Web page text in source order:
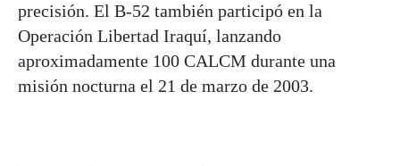
precisión. El B-52 también participó en la
Operación Libertad Iraquí, lanzando
aproximadamente 100 CALCM durante una
misión nocturna el 21 de marzo de 2003.